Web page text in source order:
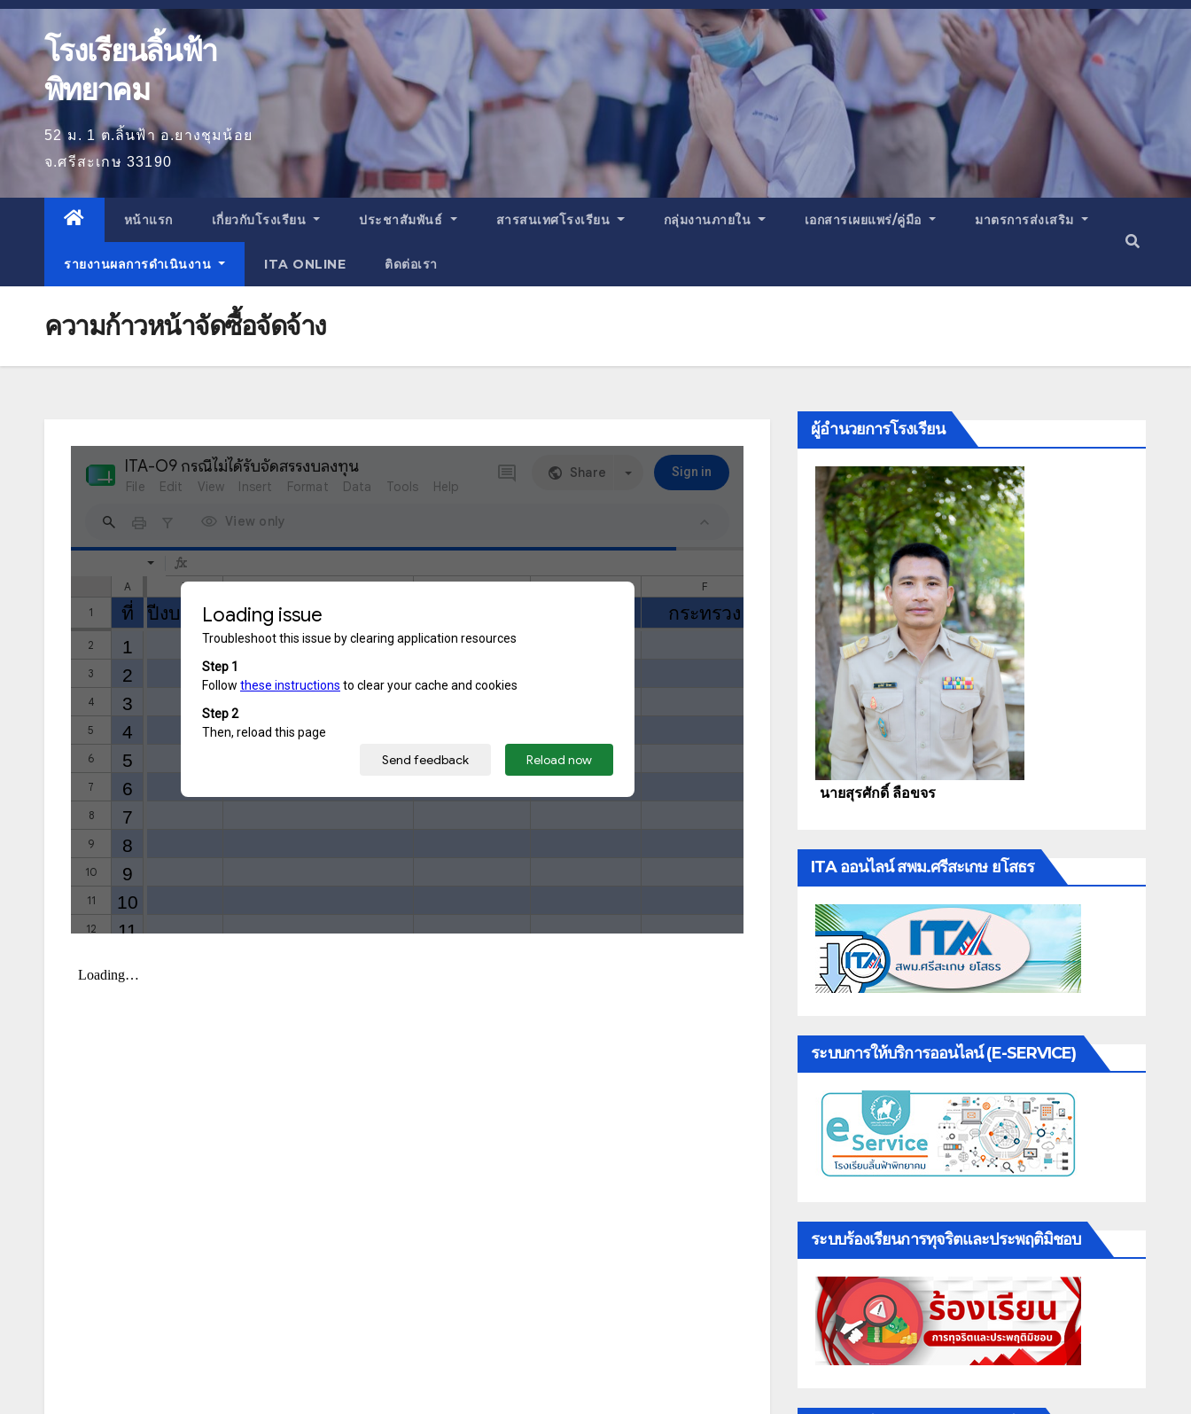
โรงเรียนลิ้นฟ้า
พิทยาคม
52 ม. 1 ต.ลิ้นฟ้า อ.ยางชุมน้อย
จ.ศรีสะเกษ 33190
หน้าแรก เกี่ยวกับโรงเรียน ประชาสัมพันธ์ สารสนเทศโรงเรียน กลุ่มงานภายใน เอกสารเผยแพร่/คู่มือ มาตรการส่งเสริม
รายงานผลการดำเนินงาน ITA ONLINE ติดต่อเรา
ความก้าวหน้าจัดซื้อจัดจ้าง
ผู้อำนวยการโรงเรียน
นายสุรศักดิ์ ลือขจร
ITA ออนไลน์ สพม.ศรีสะเกษ ยโสธร
ระบบการให้บริการออนไลน์ (E-SERVICE)
ระบบร้องเรียนการทุจริตและประพฤติมิชอบ